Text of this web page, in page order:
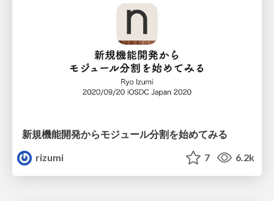
新規機能開発からモジュール分割を始めてみる
rizumi
7 6.2k